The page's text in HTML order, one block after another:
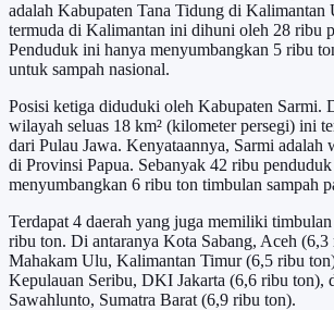
adalah Kabupaten Tana Tidung di Kalimantan
termuda di Kalimantan ini dihuni oleh 28 ribu
Penduduk ini hanya menyumbangkan 5 ribu
untuk sampah nasional.
Posisi ketiga diduduki oleh Kabupaten Sarmi.
wilayah seluas 18 km² (kilometer persegi) ini
dari Pulau Jawa. Kenyataannya, Sarmi adalah
di Provinsi Papua. Sebanyak 42 ribu
menyumbangkan 6 ribu ton timbulan sampah
Terdapat 4 daerah yang juga memiliki
ribu ton. Di antaranya Kota Sabang, Aceh
Mahakam Ulu, Kalimantan Timur (6,5 ribu
Kepulauan Seribu, DKI Jakarta (6,6 ribu ton),
Sawahlunto, Sumatra Barat (6,9 ribu ton).